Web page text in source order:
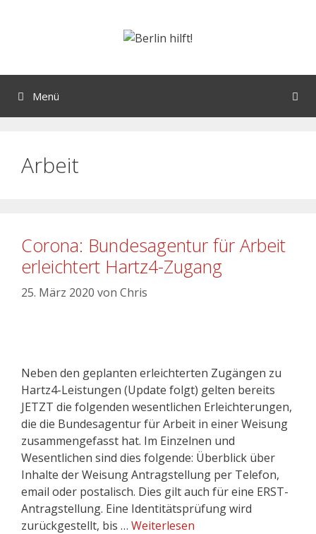
Menü
Arbeit
Corona: Bundesagentur für Arbeit
erleichtert Hartz4-Zugang
25. März 2020 von Chris
Neben den geplanten erleichterten Zugängen zu
Hartz4-Leistungen (Update folgt) gelten bereits
JETZT die folgenden wesentlichen Erleichterungen,
die die Bundesagentur für Arbeit in einer Weisung
zusammengefasst hat. Im Einzelnen und
Wesentlichen sind dies folgende: Überblick über
Inhalte der Weisung Antragstellung per Telefon,
email oder postalisch. Dies gilt auch für eine ERST-
Antragstellung. Eine Identitätsprüfung wird
zurückgestellt, bis … Weiterlesen